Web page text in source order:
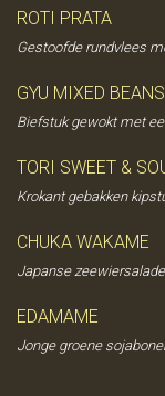
ROTI PRATA
Gestoofde rundvlees
GYU MIXED BEANS
Biefstuk gewokt met
TORI SWEET &
Krokant gebakken
CHUKA WAKAME
Japanse zeewiersalade
EDAMAME
Jonge groene